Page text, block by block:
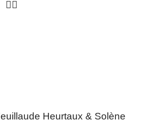
Heurtaux & Solène